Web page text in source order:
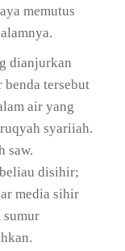
memutus
dianjurkan
benda tersebut
air yang
syariiah.
saw.
disihir;
media sihir
sumur